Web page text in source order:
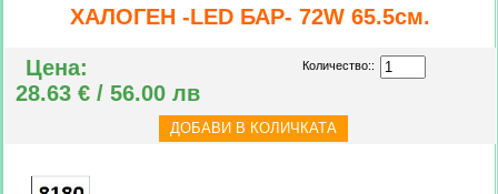
ХАЛОГЕН -LED БАР- 72W 65.5см.
Цена:
28.63 € / 56.00 лв
Количество::